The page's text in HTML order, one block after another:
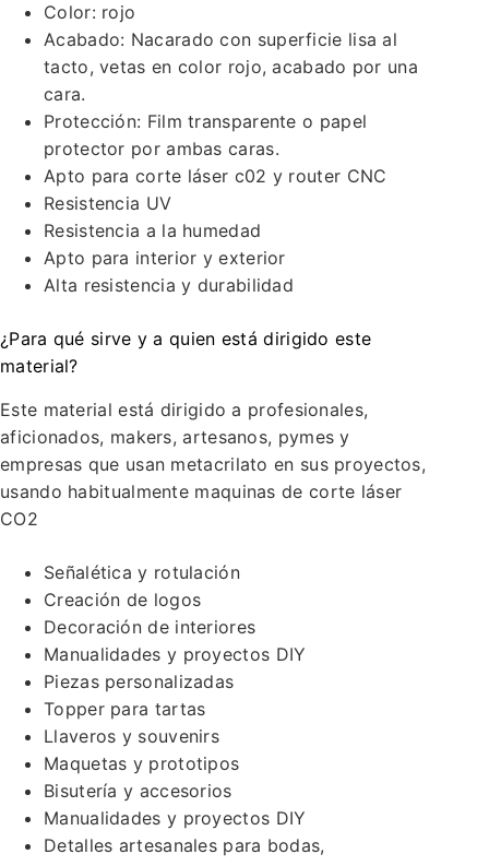
Color: rojo
Acabado: Nacarado con superficie lisa al
tacto, vetas en color rojo, acabado por una
cara.
Protección: Film transparente o papel
protector por ambas caras.
Apto para corte láser c02 y router CNC
Resistencia UV
Resistencia a la humedad
Apto para interior y exterior
Alta resistencia y durabilidad
¿Para qué sirve y a quien está dirigido este
material?
Este material está dirigido a profesionales,
aficionados, makers, artesanos, pymes y
empresas que usan metacrilato en sus proyectos,
usando habitualmente maquinas de corte láser
CO2
Señalética y rotulación
Creación de logos
Decoración de interiores
Manualidades y proyectos DIY
Piezas personalizadas
Topper para tartas
Llaveros y souvenirs
Maquetas y prototipos
Bisutería y accesorios
Manualidades y proyectos DIY
Detalles artesanales para bodas,